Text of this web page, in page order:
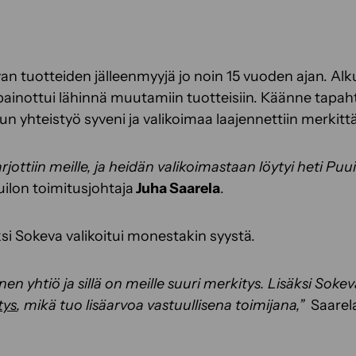
tuotteiden jälleenmyyjä jo noin 15 vuoden ajan.
lähinnä muutamiin tuotteisiin. Käänne
yhteistyö syveni ja valikoimaa laajennettiin
meille, ja heidän valikoimastaan löytyi heti
toimitusjohtajaJuha Saarela.
Sokeva valikoitui monestakin syystä.
yhtiö ja sillä on meille suuri merkitys. Lisäksi
, mikä tuo lisäarvoa vastuullisena toimijana,”